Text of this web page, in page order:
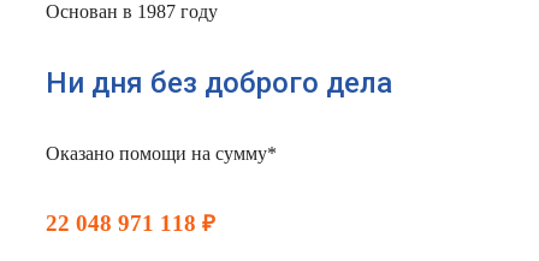
Основан в 1987 году
Ни дня без доброго дела
Оказано помощи на сумму*
22 048 971 118 ₽